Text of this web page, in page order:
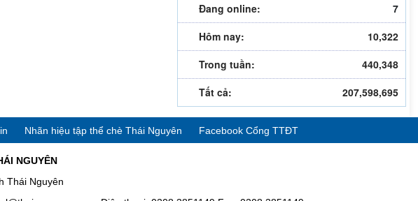
Đang online:
7
Hôm nay:
10,322
Trong tuần:
440,348
Tất cả:
207,598,695
Nhãn hiệu tập thể chè Thái Nguyên Facebook Cổng TTĐT
NGUYÊN
Thái Nguyên